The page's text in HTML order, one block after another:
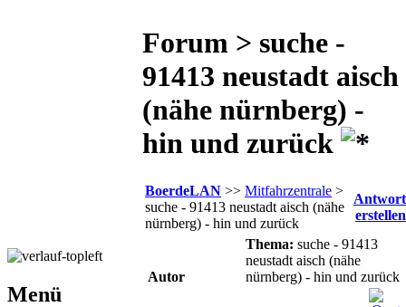
Menü
Forum > suche -
91413 neustadt aisch
(nähe nürnberg) -
hin und zurück
BoerdeLAN >> Mitfahrzentrale >
suche - 91413 neustadt aisch (nähe
nürnberg) - hin und zurück
Antwort
erstellen
Autor
Thema: suche - 91413
neustadt aisch (nähe
nürnberg) - hin und zurück